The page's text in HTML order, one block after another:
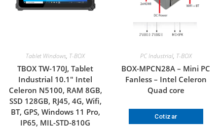
Tablet Windows, T-BOX
TBOX TW-170J, Tablet
Industrial 10.1″ Intel
Celeron N5100, RAM 8GB,
SSD 128GB, RJ45, 4G, Wifi,
BT, GPS, Windows 11 Pro,
IP65, MIL-STD-810G
PC Industrial, T-BOX
BOX-MPCN28A – Mini PC
Fanless – Intel Celeron
Quad core
Cotizar